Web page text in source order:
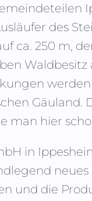
des
ca. 250 m,
man hier
in
und die